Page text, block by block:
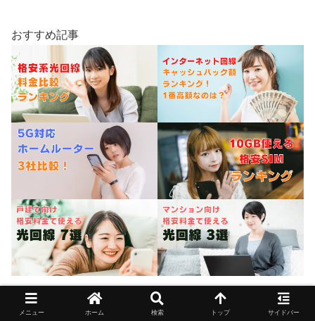
おすすめ記事
※特に注記のない限り、記載の金額は全て税込です。
メニュー ホーム 検索 トップ サイドバー